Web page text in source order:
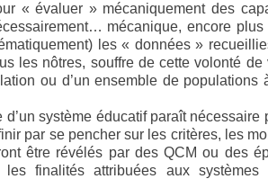
« évaluer » mécaniquement des
mécanique, encore plus
les « données »
les nôtres, souffre de cette volonté
ou d’un ensemble de
d’un système éducatif paraît
par se pencher sur les critères, les
être révélés par des QCM ou des
les finalités attribuées aux